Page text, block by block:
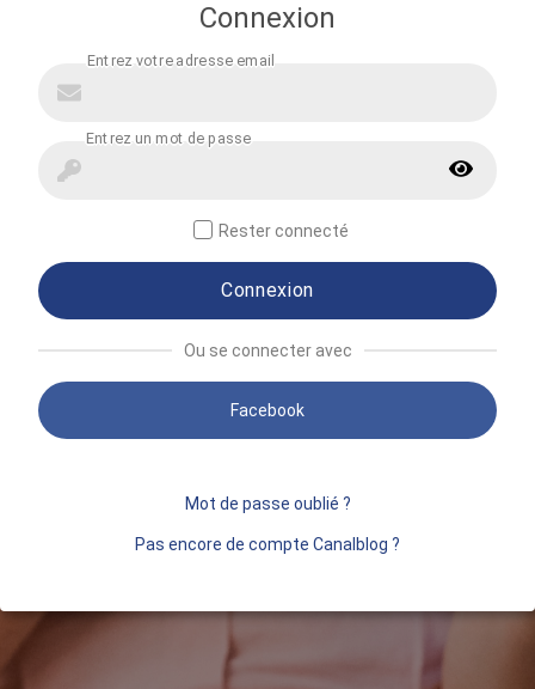
Connexion
Rester connecté
Connexion
Ou se connecter avec
Facebook
Mot de passe oublié ?
Pas encore de compte Canalblog ?